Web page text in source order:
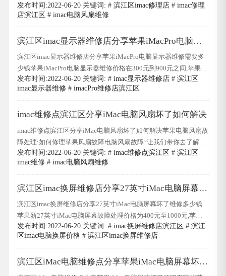
维修价格在1200元左右,不同型号的电脑风扇维修价格不同,苹果电
脑型号分为商用电脑,家用电脑.苹果商用,家用电脑维修价格在1000
元左右.此外,苹果iMac电脑的维修价格在1000元左右.电脑安装成
本、风扇更换计
发布时间:2022-06-20 关键词: #滨江区imac修理店 #imac修理
店滨江区 #imac电脑风扇维修
滨江区imac显示器维修店分享苹果iMacPro电脑显
示器维修需要多少钱
滨江区imac显示器维修店分享苹果iMacPro电脑显示器维修需要多
少钱苹果iMacPro电脑显示器维修价格在300元到900元之间,苹果
iMacPro电脑显示器维修价格在300元左右,不同型号的电脑显示器
维修价格不同,苹果电脑型号分为商用、家用.苹果商用、家用电脑
维修价格在700元左右.此外,苹果iMacPro电脑维修价格在700元左
右,电脑清洗费用、
发布时间:2022-06-20 关键词: #imac显示器维修店 #滨江区
imac显示器维修 #imacPro维修店滨江区
imac维修点滨江区分享iMac电脑风扇坏了如何解决
imac维修点滨江区分享iMac电脑风扇坏了如何解决苹果电脑风扇故
障处理:如何修理苹果风扇故障电脑风扇故障?让我们带你去了解一
下如何修理苹果风扇.苹果风扇维修方法1:收起来.直接放好,拆下风
扇,重新固定,然后重新安装.苹果风扇的维修方法2:如果风扇是回风
片,用钳子夹一条厚毛巾,然后向回风机吹风.imac维修点滨江区分享
iMac电脑风
发布时间:2022-06-20 关键词: #imac维修点滨江区 #滨江区
imac维修 #imac电脑风扇维修
滨江区imac换屏维修店分享27英寸iMac电脑屏幕坏
了维修多少钱
滨江区imac换屏维修店分享27英寸iMac电脑屏幕坏了维修多少钱
苹果新27英寸iMac电脑屏幕故障处理价格为400元至1000元,苹果
新27英寸iMac电脑屏幕故障处理价格为900元左右,不同型号的电脑
屏幕故障处理价格不同,苹果电脑型号分为商用电脑和家用电脑.苹
果的商业和家用电脑维修价格在800元左右.此外,苹果新27英寸
iMac电脑的维修价格
发布时间:2022-06-20 关键词: #imac换屏维修店滨江区 #滨江
区imac电脑换屏价格 #滨江区imac换屏维修店
滨江区iMac电脑维修点分享苹果iMac电脑屏幕坏了
原因有哪些